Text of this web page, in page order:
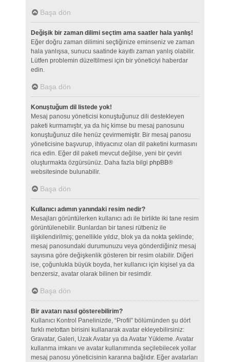
Başa dön
Değişik bir zaman dilimi seçtim ama saatler hala yanlış!
Eğer doğru zaman dilimini seçtiğinize eminseniz ve zaman
hala yanlışsa, sunucu saatinde kayıtlı zaman yanlış olabilir.
Lütfen problemin düzeltilmesi için bir yöneticiyi haberdar
edin.
Başa dön
Konuştuğum dil listede yok!
Mesaj panosu yöneticisi konuştuğunuz dili destekleyen
paketi kurmamıştır, ya da hiç kimse bu mesaj panosunu
konuştuğunuz dile henüz çevirmemiştir. Bir mesaj panosu
yöneticisine başvurup, ihtiyacınız olan dil paketini kurmasını
rica edin. Eğer dil paketi mevcut değilse, yeni bir çeviri
oluşturmakta özgürsünüz. Daha fazla bilgi phpBB®
websitesinde bulunabilir.
Başa dön
Kullanıcı adımın yanındaki resim nedir?
Mesajları görüntülerken kullanıcı adı ile birlikte iki tane resim
görüntülenebilir. Bunlardan bir tanesi rütbeniz ile
ilişkilendirilmiş; genellikle yıldız, blok ya da nokta şeklinde;
mesaj panosundaki durumunuzu veya gönderdiğiniz mesaj
sayısına göre değişkenlik gösteren bir resim olabilir. Diğeri
ise, çoğunlukla büyük boyda, her kullanıcı için kişisel ya da
benzersiz, avatar olarak bilinen bir resimdir.
Başa dön
Bir avatarı nasıl gösterebilirim?
Kullanıcı Kontrol Panelinizde, “Profil” bölümünden şu dört
farklı metottan birisini kullanarak avatar ekleyebilirsiniz:
Gravatar, Galeri, Uzak Avatar ya da Avatar Yükleme. Avatar
kullanma imkanı ve avatar kullanımında seçilebilecek yollar
mesaj panosu yöneticisinin kararına bağlıdır. Eğer avatarları